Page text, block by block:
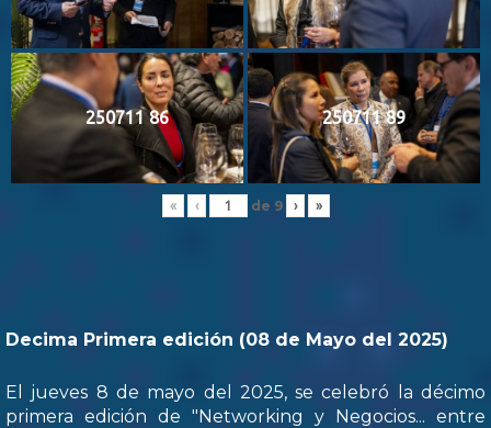
250711 86 250711 89
« ‹ de 9 › »
Decima Primera edición (08 de Mayo del 2025)
El jueves 8 de mayo del 2025, se celebró la décimo
primera edición de "Networking y Negocios... entre